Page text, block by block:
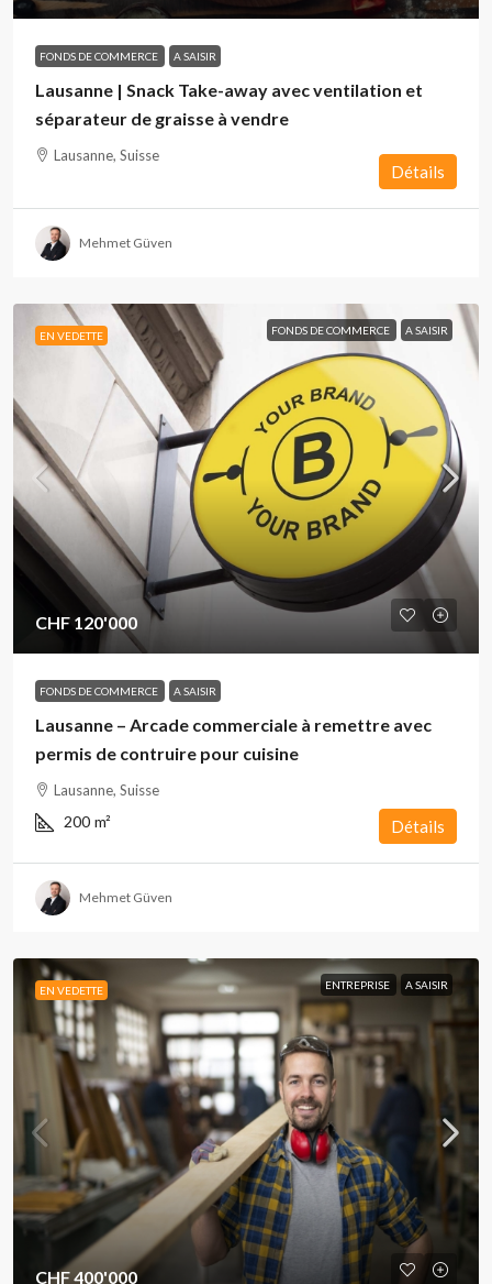
FONDS DE COMMERCE A SAISIR
Lausanne | Snack Take-away avec ventilation et
séparateur de graisse à vendre
Lausanne, Suisse
Détails
Mehmet Güven
EN VEDETTE FONDS DE COMMERCE A SAISIR
CHF 120'000
FONDS DE COMMERCE A SAISIR
Lausanne – Arcade commerciale à remettre avec
permis de contruire pour cuisine
Lausanne, Suisse
200 m² Détails
Mehmet Güven
EN VEDETTE ENTREPRISE A SAISIR
CHF 400'000